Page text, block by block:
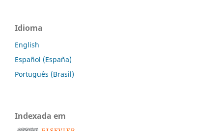
Idioma
English
Español (España)
Português (Brasil)
Indexada em